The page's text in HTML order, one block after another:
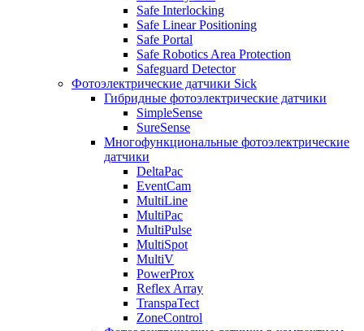
Safe Interlocking
Safe Linear Positioning
Safe Portal
Safe Robotics Area Protection
Safeguard Detector
Фотоэлектрические датчики Sick
Гибридные фотоэлектрические датчики
SimpleSense
SureSense
Многофункциональные фотоэлектрические
датчики
DeltaPac
EventCam
MultiLine
MultiPac
MultiPulse
MultiSpot
MultiV
PowerProx
Reflex Array
TranspaTect
ZoneControl